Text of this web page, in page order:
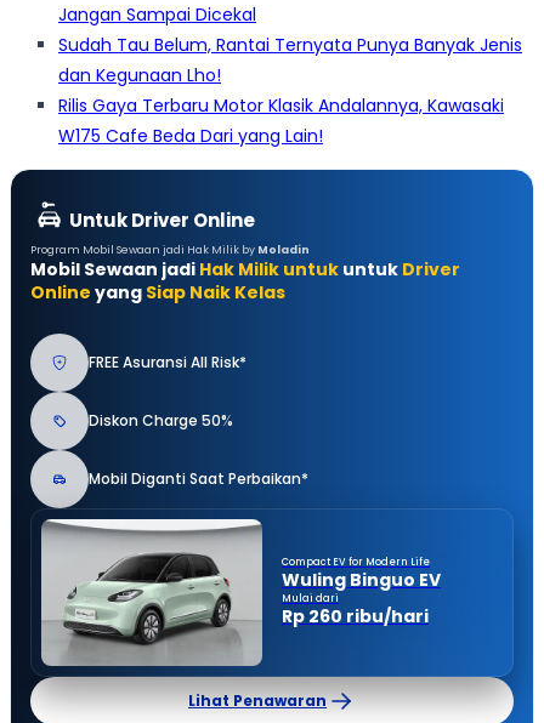
Jangan Sampai Dicekal
Sudah Tau Belum, Rantai Ternyata Punya Banyak Jenis
dan Kegunaan Lho!
Rilis Gaya Terbaru Motor Klasik Andalannya, Kawasaki
W175 Cafe Beda Dari yang Lain!
Untuk Driver Online
Program Mobil Sewaan jadi Hak Milik by Moladin
Mobil Sewaan jadi Hak Milik untuk untuk Driver
Online yang Siap Naik Kelas
FREE Asuransi All Risk*
Diskon Charge 50%
Mobil Diganti Saat Perbaikan*
Compact EV for Modern Life
Wuling Binguo EV
Mulai dari
Rp 260 ribu/hari
Lihat Penawaran